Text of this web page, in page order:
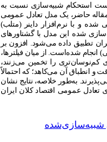
است استحکام شبیه‌سازی نسبت به
حاضر، یک مدل تعادل عمومی
از تحریم‌های بین‌المللی) مقداردهی شده و با نرم‌افزار داینر (متلب)
شده این مدل با گشتاورهای
تطبیق داده می‌شود. افزون بر
انجام شده‌است. از میان فیلترها،
کم‌نوسان‌تری را تخمین می‌زنند،
انطباق آن می‌کاهد؛ که احتمالاً
به‌طور خلاصه، نتایج نشان
تعادل عمومی اقتصاد کلان ایران
شبیه‌سازی‌شده